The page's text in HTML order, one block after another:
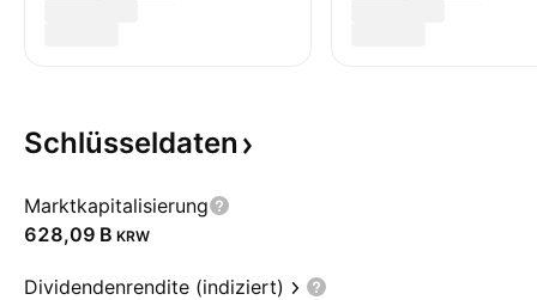
Schlüsseldaten
Marktkapitalisierung
‪628,09 B‬ KRW
Dividendenrendite (indiziert)